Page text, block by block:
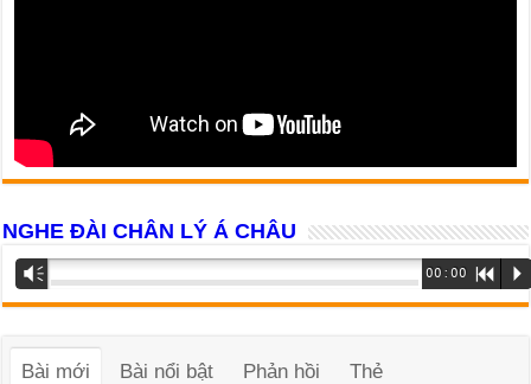
NGHE ĐÀI CHÂN LÝ Á CHÂU
Trình
phát
âm
Vm 00:00 R P
Bài mới Bài nổi bật Phản hồi Thẻ